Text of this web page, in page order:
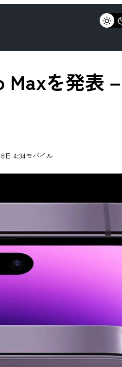
Maxを発表
8日 4:34モバイル